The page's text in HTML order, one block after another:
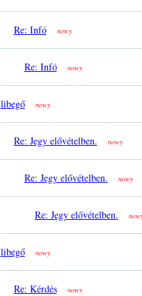
Re: Infó nowy
Re: Infó nowy
libegő nowy
Re: Jegy elővételben. nowy
Re: Jegy elővételben. nowy
Re: Jegy elővételben.
libegő nowy
Re: Kérdés nowy